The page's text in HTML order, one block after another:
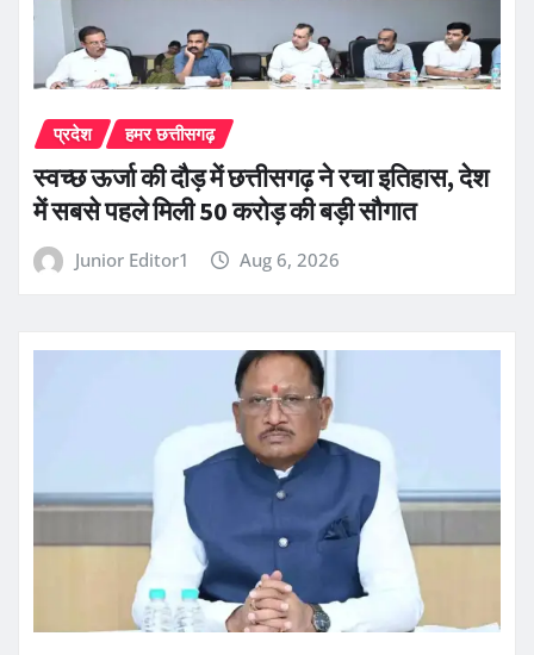
प्रदेश हमर छत्तीसगढ़
स्वच्छ ऊर्जा की दौड़ में छत्तीसगढ़ ने रचा इतिहास, देश
में सबसे पहले मिली 50 करोड़ की बड़ी सौगात
Junior Editor1 Aug 6, 2026